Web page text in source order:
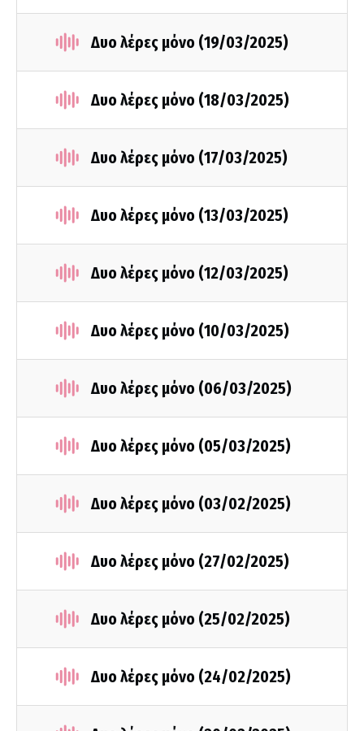
Δυο λέρες μόνο (19/03/2025)
Δυο λέρες μόνο (18/03/2025)
Δυο λέρες μόνο (17/03/2025)
Δυο λέρες μόνο (13/03/2025)
Δυο λέρες μόνο (12/03/2025)
Δυο λέρες μόνο (10/03/2025)
Δυο λέρες μόνο (06/03/2025)
Δυο λέρες μόνο (05/03/2025)
Δυο λέρες μόνο (03/02/2025)
Δυο λέρες μόνο (27/02/2025)
Δυο λέρες μόνο (25/02/2025)
Δυο λέρες μόνο (24/02/2025)